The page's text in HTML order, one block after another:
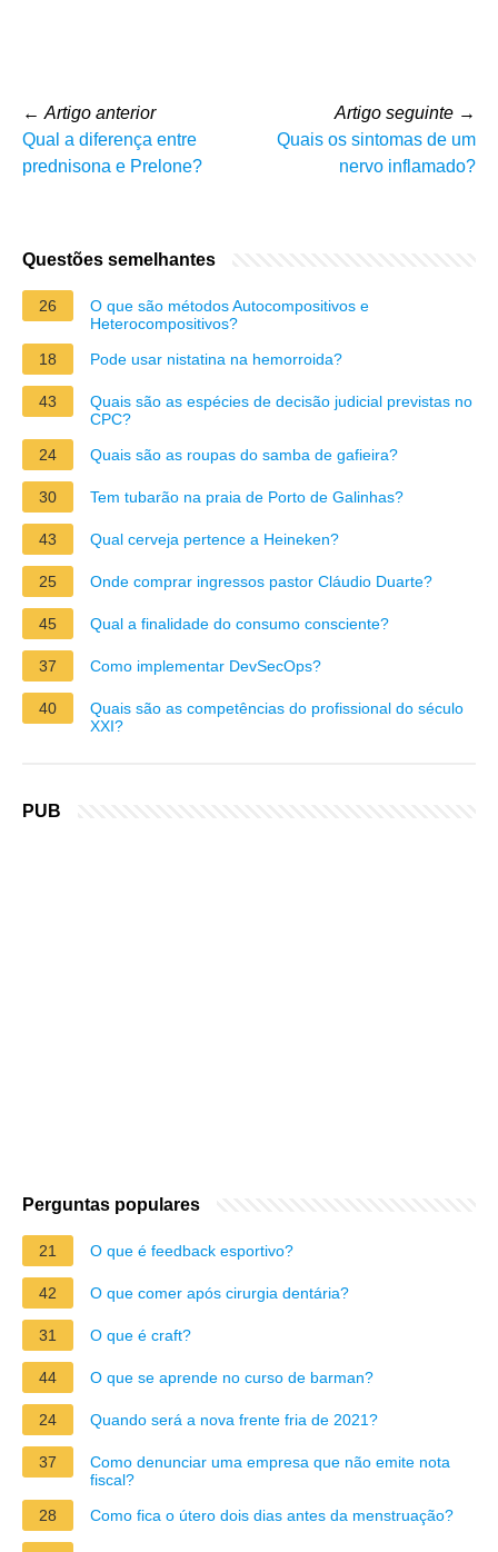
← Artigo anterior
Qual a diferença entre
prednisona e Prelone?
Artigo seguinte →
Quais os sintomas de um
nervo inflamado?
Questões semelhantes
26
O que são métodos Autocompositivos e
Heterocompositivos?
18
Pode usar nistatina na hemorroida?
43
Quais são as espécies de decisão judicial previstas no
CPC?
24
Quais são as roupas do samba de gafieira?
30 Tem tubarão na praia de Porto de Galinhas?
43 Qual cerveja pertence a Heineken?
25 Onde comprar ingressos pastor Cláudio Duarte?
45 Qual a finalidade do consumo consciente?
37 Como implementar DevSecOps?
40
Quais são as competências do profissional do século
XXI?
PUB
Perguntas populares
21 O que é feedback esportivo?
42 O que comer após cirurgia dentária?
31 O que é craft?
44 O que se aprende no curso de barman?
24 Quando será a nova frente fria de 2021?
37
Como denunciar uma empresa que não emite nota
fiscal?
28
Como fica o útero dois dias antes da menstruação?